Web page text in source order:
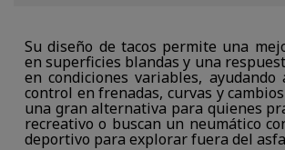
Su diseño de tacos permite una
en superficies blandas y una
en condiciones variables, ayudando
control en frenadas, curvas y
una gran alternativa para quienes
recreativo o buscan un neumático
deportivo para explorar fuera del